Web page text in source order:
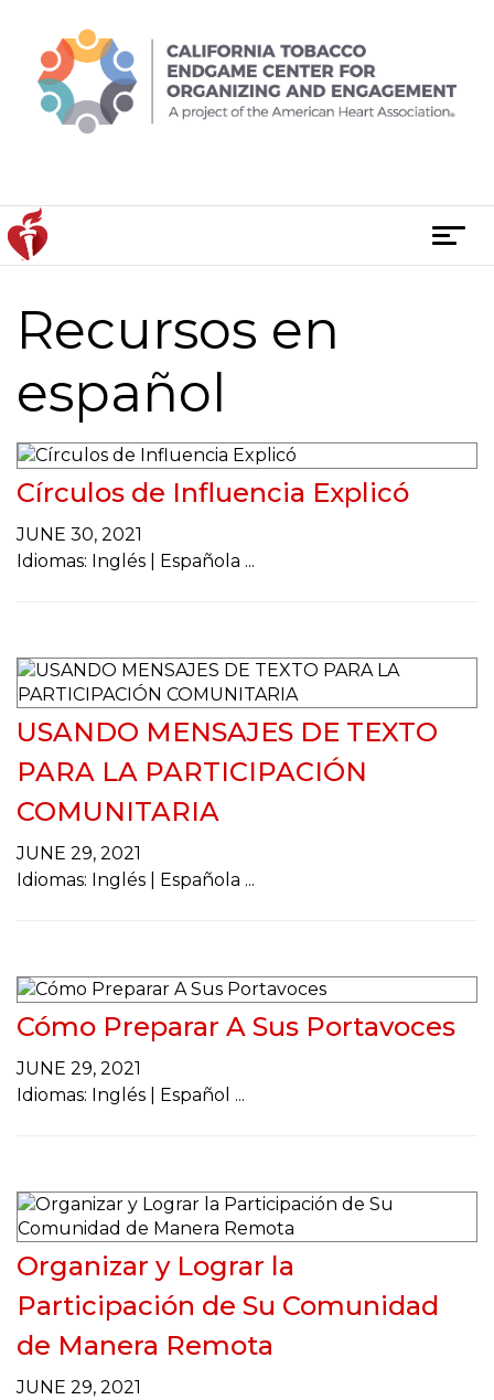
content
T
o
v
Recursos en
español
Círculos de Influencia Explicó
JUNE 30, 2021
Idiomas: Inglés | Española
USANDO MENSAJES DE TEXTO
PARA LA PARTICIPACIÓN
COMUNITARIA
JUNE 29, 2021
Idiomas: Inglés | Española
Cómo Preparar A Sus Portavoces
JUNE 29, 2021
Idiomas: Inglés | Español
Organizar y Lograr la
Participación de Su Comunidad
de Manera Remota
JUNE 29, 2021
Posts
navigation